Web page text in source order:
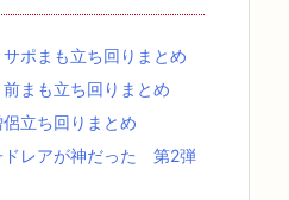
ポまも立ち回りまとめ
まも立ち回りまとめ
立ち回りまとめ
ドレアが神だった 第2弾